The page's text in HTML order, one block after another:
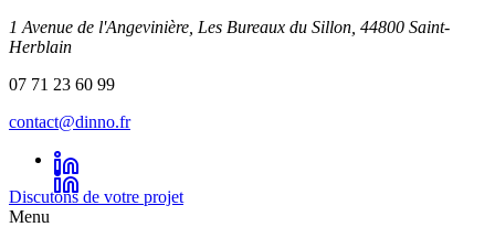
1 Avenue de l'Angevinière, Les Bureaux du Sillon, 44800 Saint-
Herblain
07 71 23 60 99
contact@dinno.fr
Discutons de votre projet
Menu